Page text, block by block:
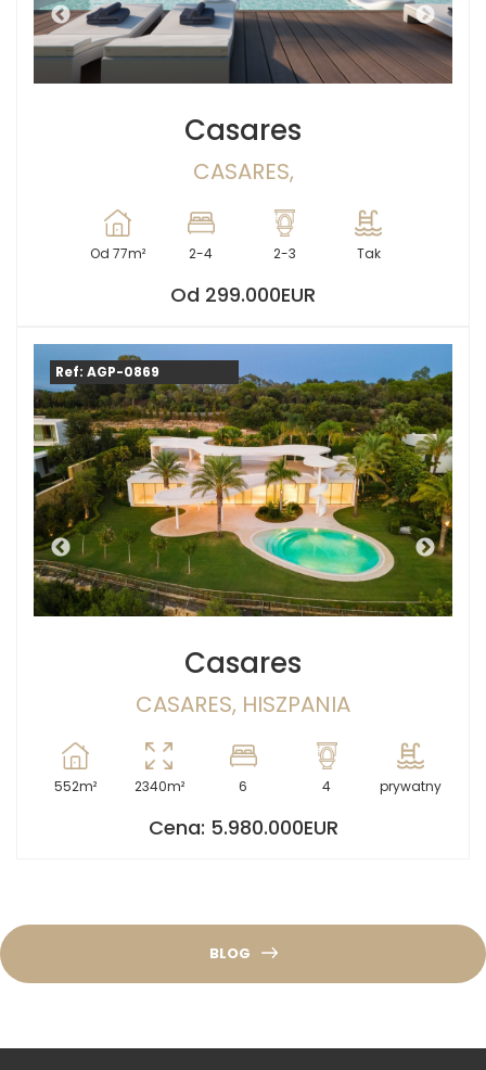
Casares
CASARES,
Od 77m² 2-4 2-3 Tak
Od 299.000EUR
Ref: AGP-0869
Casares
CASARES, HISZPANIA
552m² 2340m² 6 4 prywatny
Cena: 5.980.000EUR
BLOG